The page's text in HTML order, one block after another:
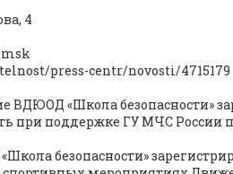
4
press-centr/novosti/4715179
ВДЮОД «Школа безопасности»
при поддержке ГУ МЧС России
безопасности»